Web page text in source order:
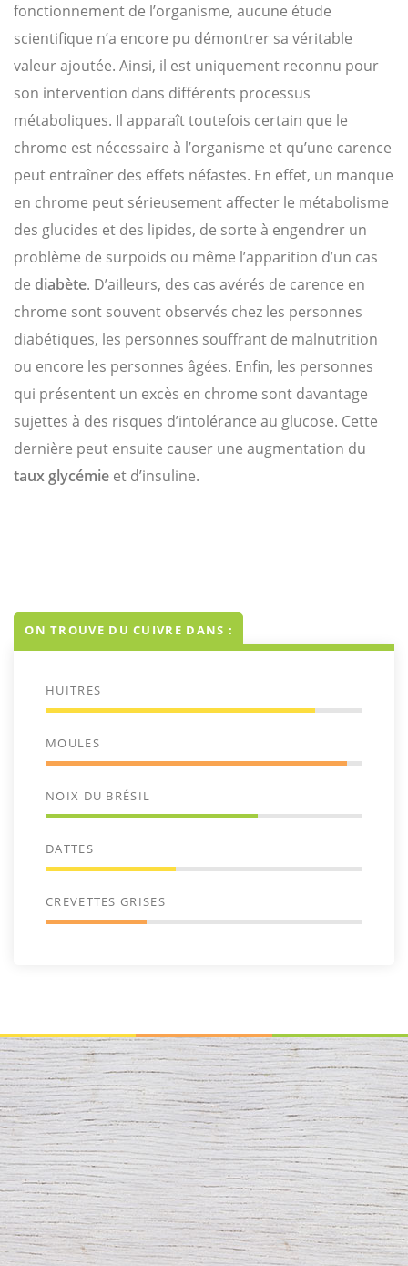
fonctionnement de l’organisme, aucune étude
scientifique n’a encore pu démontrer sa véritable
valeur ajoutée. Ainsi, il est uniquement reconnu pour
son intervention dans différents processus
métaboliques. Il apparaît toutefois certain que le
chrome est nécessaire à l’organisme et qu’une carence
peut entraîner des effets néfastes. En effet, un manque
en chrome peut sérieusement affecter le métabolisme
des glucides et des lipides, de sorte à engendrer un
problème de surpoids ou même l’apparition d’un cas
de diabète. D’ailleurs, des cas avérés de carence en
chrome sont souvent observés chez les personnes
diabétiques, les personnes souffrant de malnutrition
ou encore les personnes âgées. Enfin, les personnes
qui présentent un excès en chrome sont davantage
sujettes à des risques d’intolérance au glucose. Cette
dernière peut ensuite causer une augmentation du
taux glycémie et d’insuline.
ON TROUVE DU CUIVRE DANS :
HUITRES
MOULES
NOIX DU BRÉSIL
DATTES
CREVETTES GRISES